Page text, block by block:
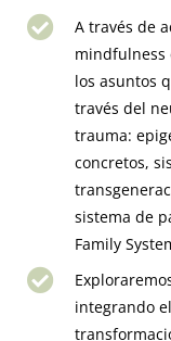
A través de
mindfulness
los asuntos
través del
trauma:
concretos,
sistema de
Family
integrando